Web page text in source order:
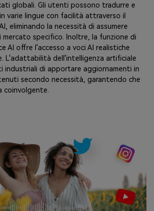
globali. Gli utenti possono tradurre e
varie lingue con facilità attraverso il
eliminando la necessità di assumere
specifico. Inoltre, la funzione di
AI offre l'accesso a voci AI realistiche
L'adattabilità dell'intelligenza artificiale
industriali di apportare aggiornamenti in
secondo necessità, garantendo che
coinvolgente.